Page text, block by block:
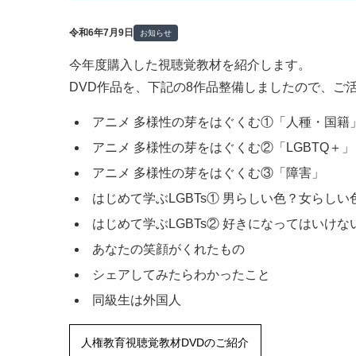
令和6年7月9日 お知らせ
今年度購入した視聴覚教材を紹介します。
DVD作品を、下記の8作品整備しましたので、ご
アニメ 多様性の芽をはぐくむ①「人種・国籍」
アニメ 多様性の芽をはぐくむ②「LGBTQ＋」
アニメ 多様性の芽をはぐくむ③「障害」
はじめて学ぶLGBTs① 男らしい色？女らしい
はじめて学ぶLGBTs② 好きになってはいけな
あなたの笑顔がくれたもの
シェアしてみたらわかったこと
同級生は外国人
人権教育視聴覚教材DVDのご紹介